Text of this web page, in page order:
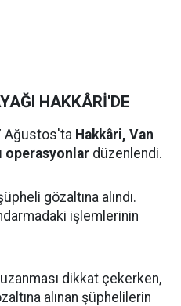
HAKKÂRİ'DE
Ağustos'ta Hakkâri, Van
operasyonlar düzenlendi.
gözaltına alındı.
işlemlerinin
dikkat çekerken,
alınan şüphelilerin